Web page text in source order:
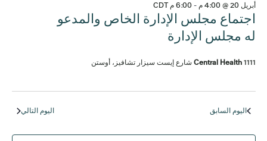
اجتماع مجلس الإدارة الخاص والمدعو
له مجلس الإدارة
أبريل 20 @ 4:00 م -6:00 م CDT
Central Health1111 شارع إيست سيزار تشافيز، أوستن
اليوم السابق اليوم التالي